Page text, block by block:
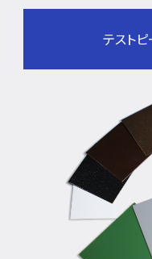
テスト